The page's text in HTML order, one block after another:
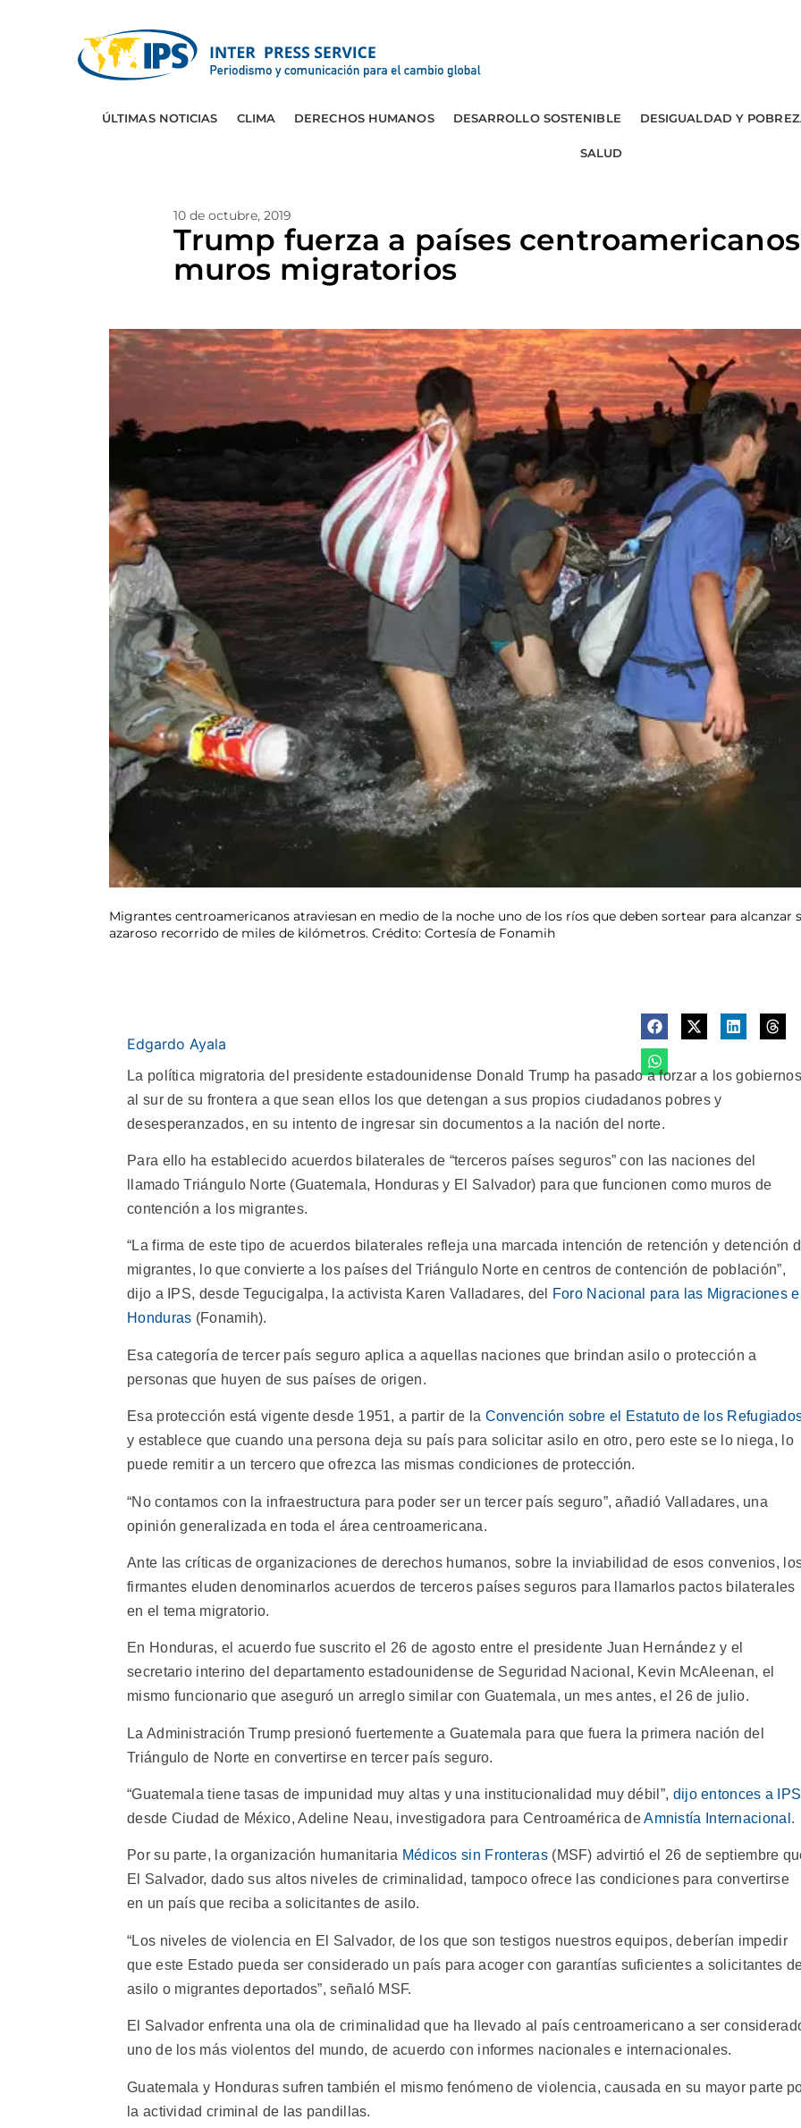
ÚLTIMAS NOTICIAS CLIMA DERECHOS HUMANOS DESARROLLO SOSTENIBLE DESIGUALDAD Y
SALUD
10 de octubre, 2019
Trump fuerza a países
muros migratorios
Migrantes centroamericanos atraviesan en medio de la noche uno de los ríos que deben sortear para alcanzar
azaroso recorrido de miles de kilómetros. Crédito: Cortesía de Fonamih
Edgardo Ayala
La política migratoria del presidente estadounidense Donald Trump ha pasado a forzar a los gobiernos
al sur de su frontera a que sean ellos los que detengan a sus propios ciudadanos pobres y
desesperanzados, en su intento de ingresar sin documentos a la nación del norte.
Para ello ha establecido acuerdos bilaterales de “terceros países seguros” con las naciones del
llamado Triángulo Norte (Guatemala, Honduras y El Salvador) para que funcionen como muros de
contención a los migrantes.
“La firma de este tipo de acuerdos bilaterales refleja una marcada intención de retención y detención
migrantes, lo que convierte a los países del Triángulo Norte en centros de contención de población”,
dijo a IPS, desde Tegucigalpa, la activista Karen Valladares, del
Foro Nacional para las Migraciones
Honduras (Fonamih).
Esa categoría de tercer país seguro aplica a aquellas naciones que brindan asilo o protección a
personas que huyen de sus países de origen.
Esa protección está vigente desde 1951, a partir de la Convención sobre el Estatuto de los
y establece que cuando una persona deja su país para solicitar asilo en otro, pero este se lo niega, lo
puede remitir a un tercero que ofrezca las mismas condiciones de protección.
“No contamos con la infraestructura para poder ser un tercer país seguro”, añadió Valladares, una
opinión generalizada en toda el área centroamericana.
Ante las críticas de organizaciones de derechos humanos, sobre la inviabilidad de esos convenios,
firmantes eluden denominarlos acuerdos de terceros países seguros para llamarlos pactos bilaterales
en el tema migratorio.
En Honduras, el acuerdo fue suscrito el 26 de agosto entre el presidente Juan Hernández y el
secretario interino del departamento estadounidense de Seguridad Nacional, Kevin McAleenan, el
mismo funcionario que aseguró un arreglo similar con Guatemala, un mes antes, el 26 de julio.
La Administración Trump presionó fuertemente a Guatemala para que fuera la primera nación del
Triángulo de Norte en convertirse en tercer país seguro.
“Guatemala tiene tasas de impunidad muy altas y una institucionalidad muy débil”, dijo entonces a IPS
desde Ciudad de México, Adeline Neau, investigadora para Centroamérica deAmnistía Internacional .
Por su parte, la organización humanitaria Médicos sin Fronteras(MSF) advirtió el 26 de septiembre
El Salvador, dado sus altos niveles de criminalidad, tampoco ofrece las condiciones para convertirse
en un país que reciba a solicitantes de asilo.
“Los niveles de violencia en El Salvador, de los que son testigos nuestros equipos, deberían impedir
que este Estado pueda ser considerado un país para acoger con garantías suficientes a solicitantes
asilo o migrantes deportados”, señaló MSF.
El Salvador enfrenta una ola de criminalidad que ha llevado al país centroamericano a ser
uno de los más violentos del mundo, de acuerdo con informes nacionales e internacionales.
Guatemala y Honduras sufren también el mismo fenómeno de violencia, causada en su mayor parte
la actividad criminal de las pandillas.